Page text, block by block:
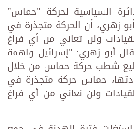
السياسية لحركة "حماس"
زهري، أن الحركة متجذرة في
ولن تعاني من أي فراغ
أبو زهري: "إسرائيل واهمة
شطب حركة حماس من خلال
حماس حركة متجذرة في
ولن نعاني من أي فراغ